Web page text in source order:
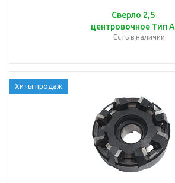
Сверло 2,5
центровочное Тип А
Есть в наличии
Хиты продаж